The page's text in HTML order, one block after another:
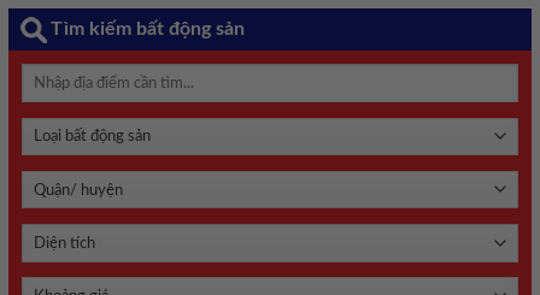
Tìm kiếm bất động sản